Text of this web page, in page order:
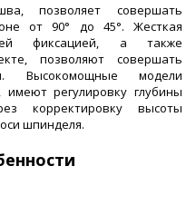
позволяет совершать
от 90° до 45°. Жесткая
фиксацией, а также
позволяют совершать
Высокомощные модели
имеют регулировку глубины
корректировку высоты
шпинделя.